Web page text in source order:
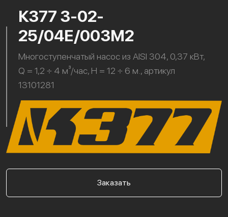
К377 3-02-
25/04Е/003М2
Многоступенчатый насос из AISI 304, 0,37 кВт,
Q = 1,2 ÷ 4 м³/час, H = 12 ÷ 6 м., артикул
13101281
Заказать